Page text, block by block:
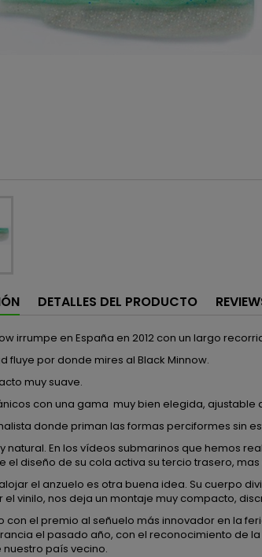
DETALLES DEL PRODUCTO
irrumpe en España en 2012 con un largo
fluye por donde mires al Black Minnow.
muy suave.
con una gama muy bien elegida, ajustable
donde priman las formas perciformes sin
natural. En los vídeos submarinos que hemos
el diseño de su cola activa su tercio trasero,
el anzuelo es otra buena idea. Su cuerpo
vinilo, nos deja un montaje muy compacto,
con el premio al señuelo más innovador en la
el pasado año, con el reconocimiento de
país vecino.